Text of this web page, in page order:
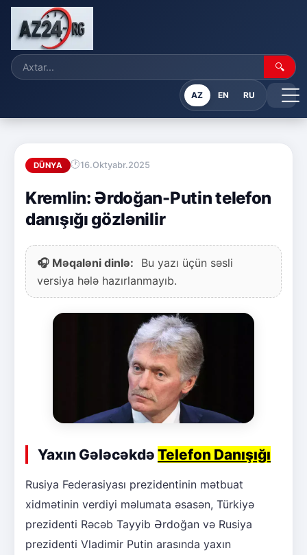
🔍
AZ EN RU
DÜNYA 16.Oktyabr.2025
Kremlin: Ərdoğan-Putin telefon
danışığı gözlənilir
🎧 Məqaləni dinlə:
Bu yazı üçün səsli
versiya hələ hazırlanmayıb.
Yaxın Gələcəkdə Telefon Danışığı
Rusiya Federasiyası prezidentinin mətbuat
xidmətinin verdiyi məlumata əsasən, Türkiyə
prezidenti Rəcəb Tayyib Ərdoğan və Rusiya
prezidenti Vladimir Putin arasında yaxın